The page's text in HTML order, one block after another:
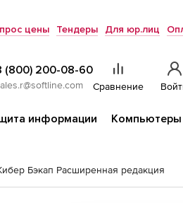
цены Тендеры Для юр.лиц
(800) 200-08-60
Сравнение
информации Компьютеры
Бэкап Расширенная редакция